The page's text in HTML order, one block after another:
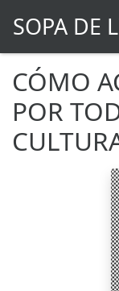
SOPA DE
CÓMO
POR